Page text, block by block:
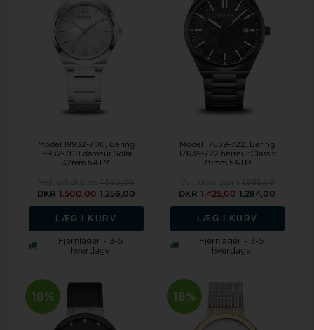
Model 19932-700
Bering
19932-700 dameur Solar
32mm 5ATM
DKR 1.500,001.256,00
LÆG I KURV
Fjernlager - 3-5
hverdage
Model 17639-722
Bering
17639-722 herreur Classic
39mm 5ATM
DKR1.425,001.284,00
LÆG I KURV
Fjernlager - 3-5
hverdage
18% 18%